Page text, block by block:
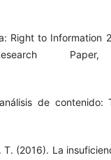
Right to Information
de contenido:
T. (2016). La